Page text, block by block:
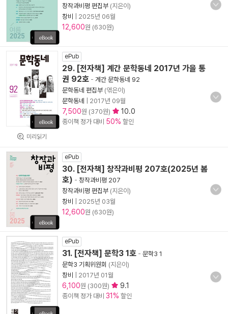
창작과비평 편집부 (지은이)
창비
2025년 06월
12,600원 (630원)
미리읽기
ePub
29. [전자책] 계간 문학동네 2017년 가을 통
권 92호 - 계간 문학동네 92
문학동네 편집부 (엮은이)
문학동네
2017년 09월
7,500원 (370원) 10.0
종이책 정가 대비 50% 할인
ePub
30. [전자책] 창작과비평 207호(2025년 봄
호) - 창작과비평 207
창작과비평 편집부 (지은이)
창비
2025년 03월
12,600원 (630원)
ePub
31. [전자책] 문학3 1호 - 문학3 1
문학3 기획위원회 (지은이)
창비
2017년 01월
6,100원 (300원) 9.1
종이책 정가 대비 31% 할인